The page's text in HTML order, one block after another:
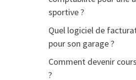
sportive ?
Quel logiciel de
pour son garage ?
Comment devenir
?